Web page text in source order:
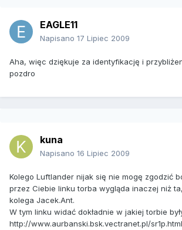
EAGLE11
Napisano 17 Lipiec 2009
Aha, więc dziękuje za identyfikację i
pozdro
kuna
Napisano 16 Lipiec 2009
Kolego Luftlander nijak się nie mogę zgodzić
przez Ciebie linku torba wygląda inaczej niż
kolega Jacek.Ant.
W tym linku widać dokładnie w jakiej torbie
http://www.aurbanski.bsk.vectranet.pl/sr1p.html